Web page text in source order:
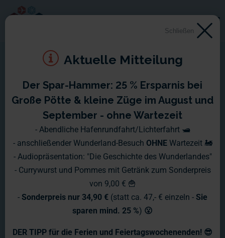
ZDF Mittagsmagazin LIVE
am 12.03.2024
ZDF Mittagsmagazin LIVE mit Gerrit
und Frederik.
Schließen
Aktuelle Mitteilung
Der Spar-Hammer: 25 % Ersparnis bei
Große Pötte & kleine Züge im August und
September - ohne Wartezeit
- Abendliche Hafenrundfahrt/Lichterfahrt 🛥️
- anschließender Wunderland-Besuch OHNE Wartezeit 🚂
- Audiopräsentation: "Die Geschichte des Wunderlandes"
- Currywurst und Pommes mit Getränk zum Sonderpreis
von 9,00 € 🍟
- Sonderpreis nur 34,90 € (statt ca. 47,- € einzeln - Sie
sparen mind. 25 %) 😮
DER TIPP für die Ferien und Feiertagswochenenden! 😎